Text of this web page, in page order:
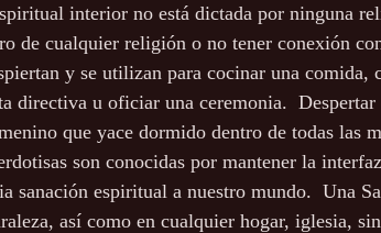
interior no está dictada por ninguna
de cualquier religión o no tener conexión
y se utilizan para cocinar una
directiva u oficiar una ceremonia.
que yace dormido dentro de todas las
son conocidas por mantener la
sanación espiritual a nuestro mundo.  Una
así como en cualquier hogar, iglesia,